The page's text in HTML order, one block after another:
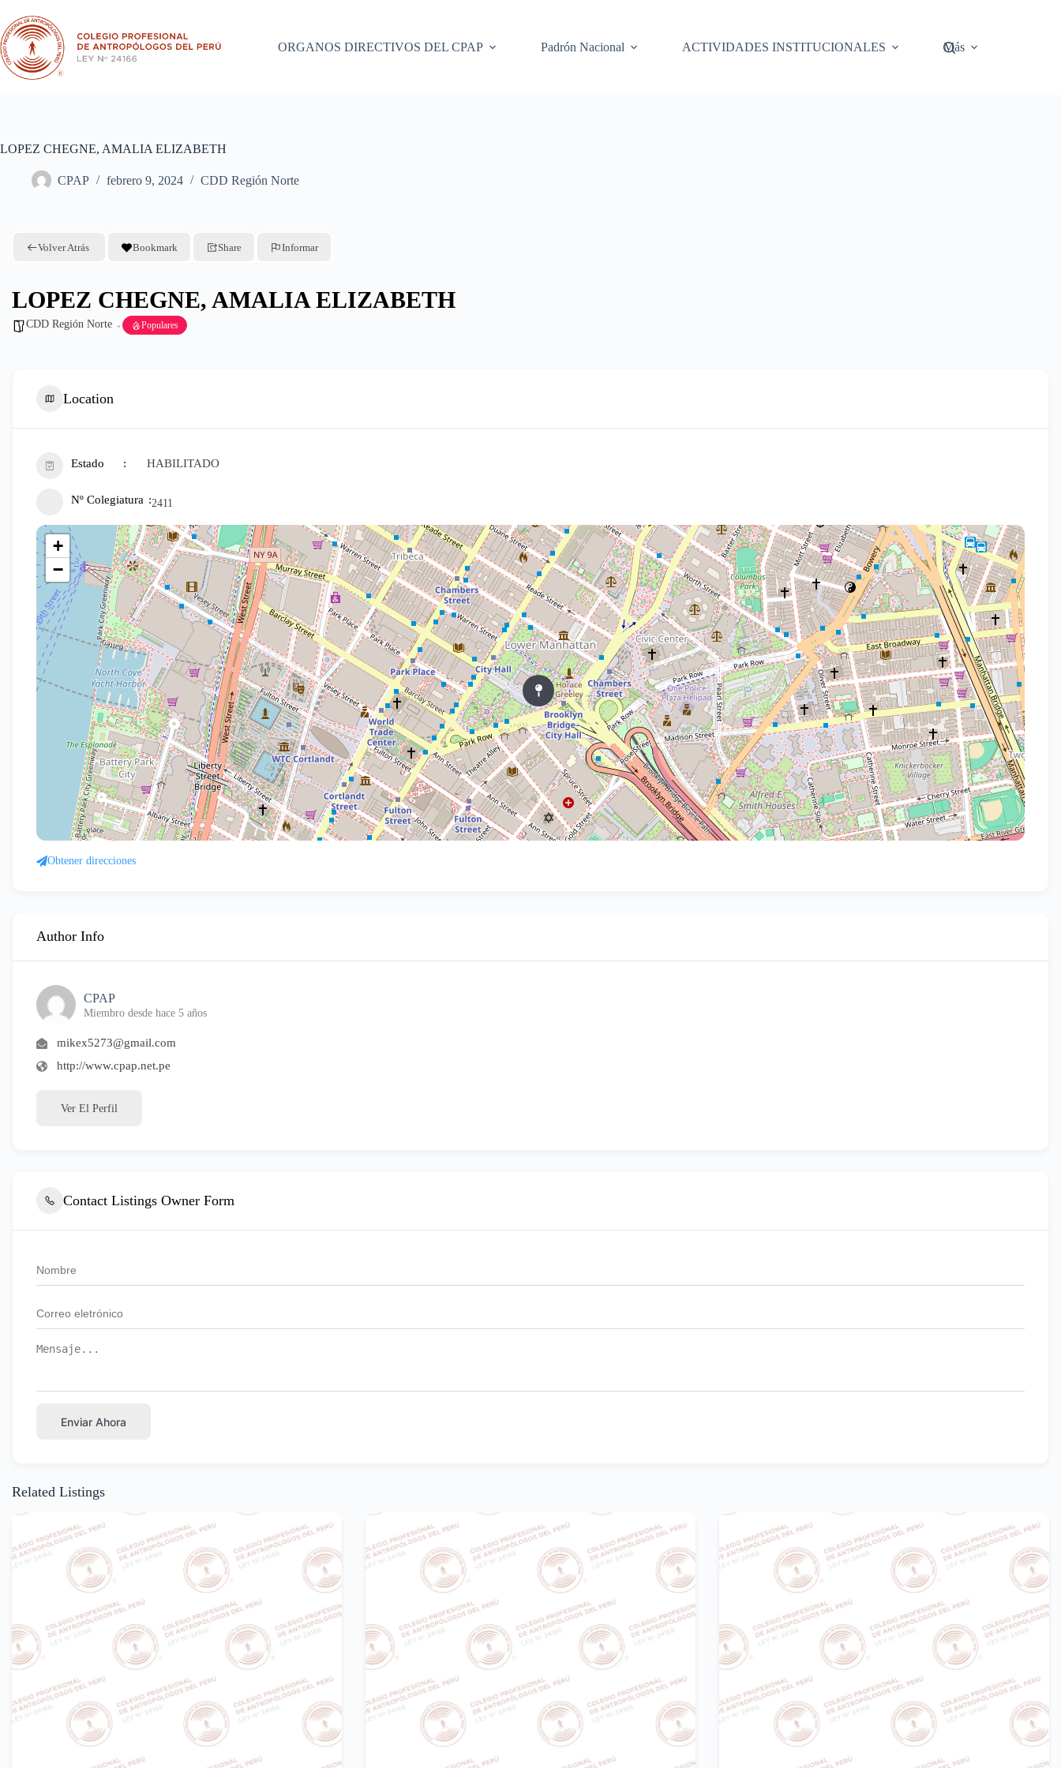
contenido
ORGANOS DIRECTIVOS DEL CPAP
Padrón Nacional ACTIVIDADES INSTITUCIONALES Más
LOPEZ CHEGNE, AMALIA ELIZABETH
CPAP febrero 9, 2024 CDD Región Norte
Volver Atrás Bookmark Share Informar
LOPEZ CHEGNE, AMALIA ELIZABETH
CDD Región Norte Populares
Location
Estado HABILITADO
Nº Colegiatura 2411
+
−
Obtener direcciones
Author Info
CPAP
Miembro desde hace 5 años
mikex5273@gmail.com
http://www.cpap.net.pe
Ver El Perfil
Contact Listings Owner Form
Enviar Ahora
Related Listings